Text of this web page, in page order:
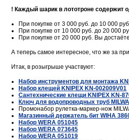
! Каждый шарик в лототроне содержит
При покупке от 3 000 руб. до 10 000
При покупке от 10 000 руб. до 20 000
При покупке от 20 000 руб. Вы достаёте
А теперь самое интересное, что же за
Итак, в розыгрыше участвуют:
Набор инструментов для монтажа
Набор клещей KNIPEX KN-002009V01
Сантехнические клещи KNIPEX KN-
Ключ для водопроводных труб
Промонабор рулетка-маркер-нож
Магазинный держатель бит WIHA
Набор WERA 051045
Набор WERA 073645
Набор WERA 051019